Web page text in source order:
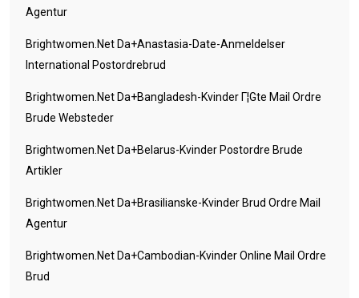
Agentur
Brightwomen.net Da+anastasia-Date-Anmeldelser
International Postordrebrud
Brightwomen.net Da+bangladesh-Kvinder Г¦gte Mail Ordre
Brude Websteder
Brightwomen.net Da+belarus-Kvinder Postordre Brude
Artikler
Brightwomen.net Da+brasilianske-Kvinder Brud Ordre Mail
Agentur
Brightwomen.net Da+cambodian-Kvinder Online Mail Ordre
Brud